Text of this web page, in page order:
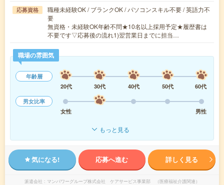
応募資格
職種未経験OK / ブランクOK / パソコンスキル不要 / 英語力不
要
無資格・未経験OK年齢不問★10名以上採用予定★履歴書は
不要です▽応募後の流れ1)翌営業日までに担当…
職場の雰囲気
年齢層
20代
30代 40代 50代
60代
男女比率
女性
男性
もっと見る
気になる! 応募へ進む 詳しく見る
派遣会社 マンパワーグループ株式会社 ケアサービス事業部 （医療福祉介護関連）